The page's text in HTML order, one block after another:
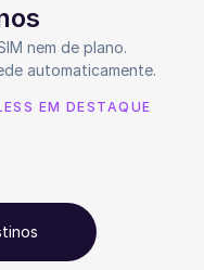
nem de plano.
automaticamente.
EM DESTAQUE